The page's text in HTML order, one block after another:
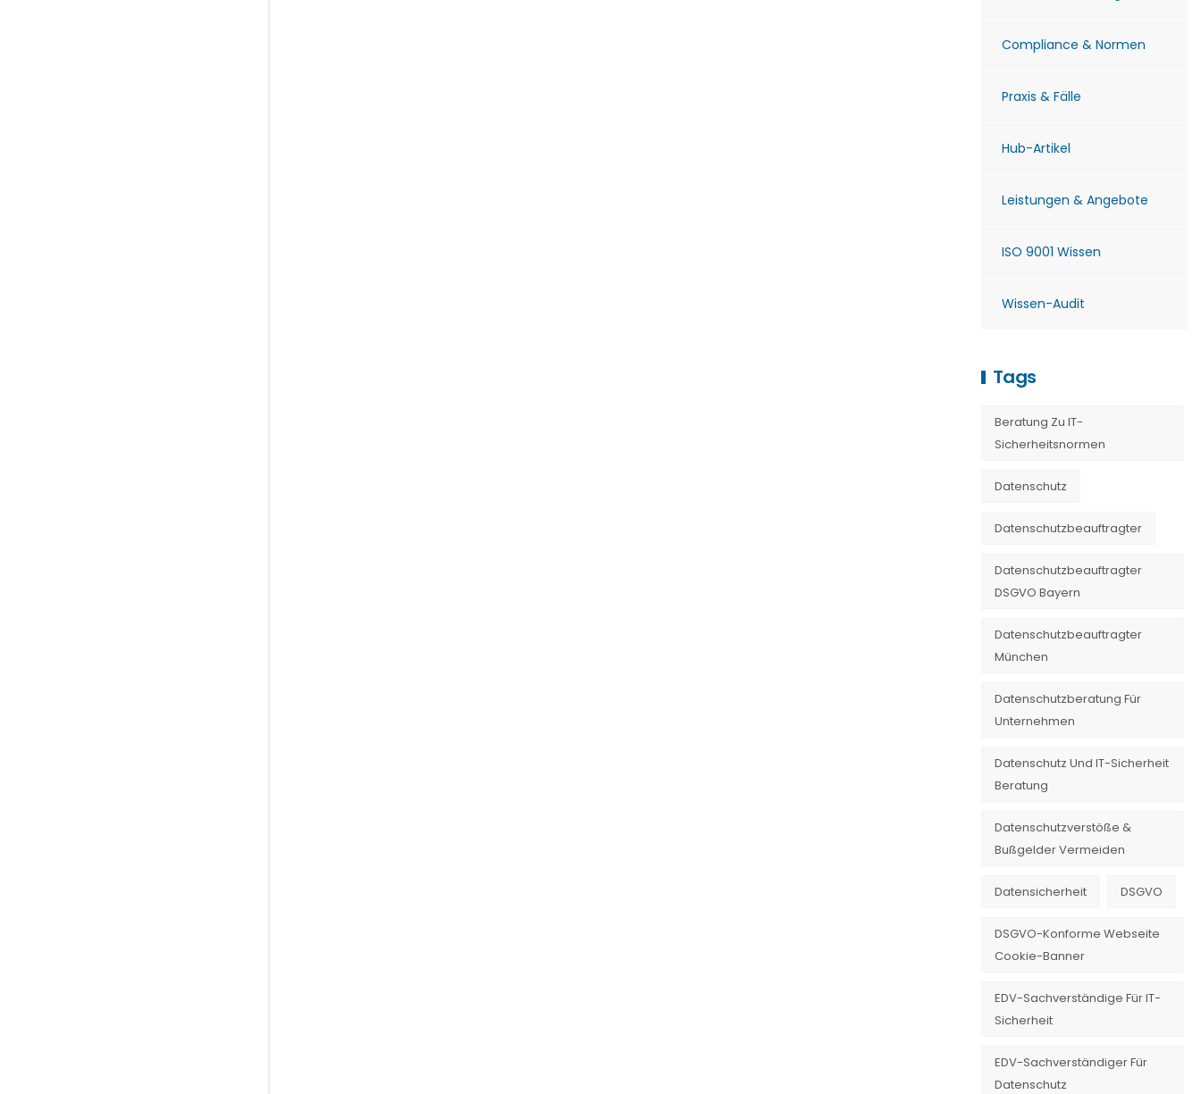
Compliance & Normen
Praxis & Fälle
Hub-Artikel
Leistungen & Angebote
ISO 9001 Wissen
Wissen-Audit
Tags
Beratung Zu IT-
Sicherheitsnormen
Datenschutz
Datenschutzbeauftragter
Datenschutzbeauftragter
DSGVO Bayern
Datenschutzbeauftragter
München
Datenschutzberatung Für
Unternehmen
Datenschutz Und IT-Sicherheit
Beratung
Datenschutzverstöße &
Bußgelder Vermeiden
Datensicherheit DSGVO
DSGVO-Konforme Webseite
Cookie-Banner
EDV-Sachverständige Für IT-
Sicherheit
EDV-Sachverständiger Für
Datenschutz